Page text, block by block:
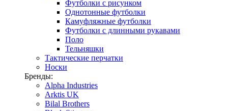
Футболки с рисунком
Однотонные футболки
Камуфляжные футболки
Футболки с длинными рукавами
Поло
Тельняшки
Тактические перчатки
Носки
Бренды:
Alpha Industries
Arktis UK
Bilal Brothers